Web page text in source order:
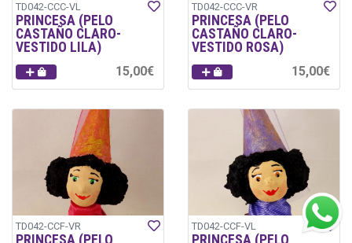
TD042-CCC-VL
PRINCESA (PELO
CASTAÑO CLARO-
VESTIDO LILA)
15,00€
TD042-CCC-VR
PRINCESA (PELO
CASTAÑO CLARO-
VESTIDO ROSA)
15,00€
TD042-CCF-VR
PRINCESA (PELO
TD042-CCF-VL
PRINCESA (PELO